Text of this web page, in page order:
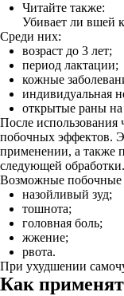
Читайте также:
Убивает ли вшей
Среди них:
возраст до 3 лет;
период лактации;
кожные
индивидуальная
открытые раны на
После
побочных эффектов.
применении, а также
следующей обработки.
Возможные побочные
назойливый зуд;
тошнота;
головная боль;
жжение;
рвота.
При ухудшении
Как